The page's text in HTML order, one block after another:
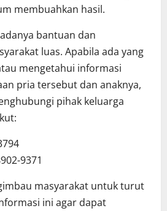
membuahkan hasil.
bantuan dan
luas. Apabila ada yang
mengetahui informasi
pria tersebut dan anaknya,
pihak keluarga
9371
masyarakat untuk turut
ini agar dapat